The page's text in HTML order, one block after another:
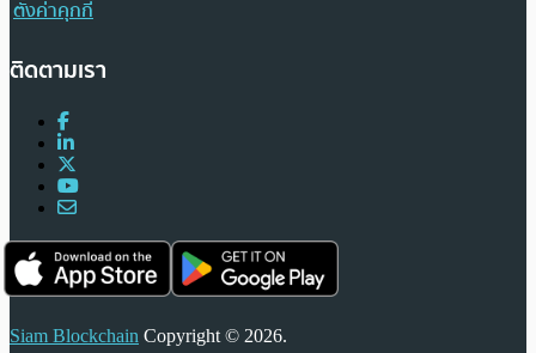
ตั้งค่าคุกกี้
ติดตามเรา
Siam Blockchain Copyright © 2026.